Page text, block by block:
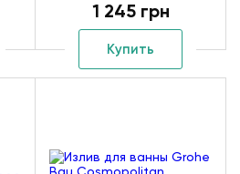
1 245 грн
Купить